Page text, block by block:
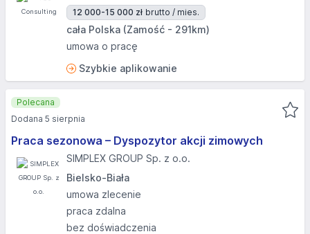
12 000-15 000 zł brutto / mies.
cała Polska (Zamość - 291km)
umowa o pracę
Szybkie aplikowanie
Praca sezonowa – Dyspozytor akcji zimowych
SIMPLEX GROUP Sp. z o.o.
Bielsko-Biała
umowa zlecenie
praca zdalna
bez doświadczenia
Polecana
Dodana 5 sierpnia